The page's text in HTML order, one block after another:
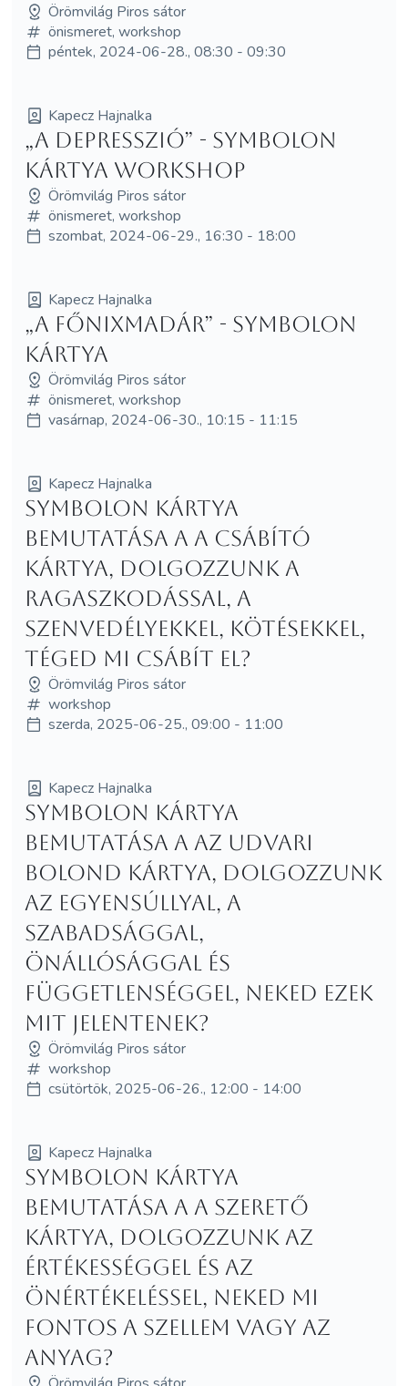
Örömvilág Piros sátor
önismeret, workshop
péntek, 2024-06-28., 08:30 - 09:30
Kapecz Hajnalka
„A Depresszió” - Symbolon
kártya workshop
Örömvilág Piros sátor
önismeret, workshop
szombat, 2024-06-29., 16:30 - 18:00
Kapecz Hajnalka
„A Főnixmadár” - Symbolon
kártya
Örömvilág Piros sátor
önismeret, workshop
vasárnap, 2024-06-30., 10:15 - 11:15
Kapecz Hajnalka
Symbolon kártya
bemutatása a A Csábító
kártya, dolgozzunk a
ragaszkodással, a
szenvedélyekkel, kötésekkel,
téged mi csábít el?
Örömvilág Piros sátor
workshop
szerda, 2025-06-25., 09:00 - 11:00
Kapecz Hajnalka
Symbolon kártya
bemutatása a Az Udvari
Bolond kártya, dolgozzunk
az egyensúllyal, a
szabadsággal,
önállósággal és
függetlenséggel, neked ezek
mit jelentenek?
Örömvilág Piros sátor
workshop
csütörtök, 2025-06-26., 12:00 - 14:00
Kapecz Hajnalka
Symbolon kártya
bemutatása a A Szerető
kártya, dolgozzunk az
értékességgel és az
önértékeléssel, neked mi
fontos a szellem vagy az
anyag?